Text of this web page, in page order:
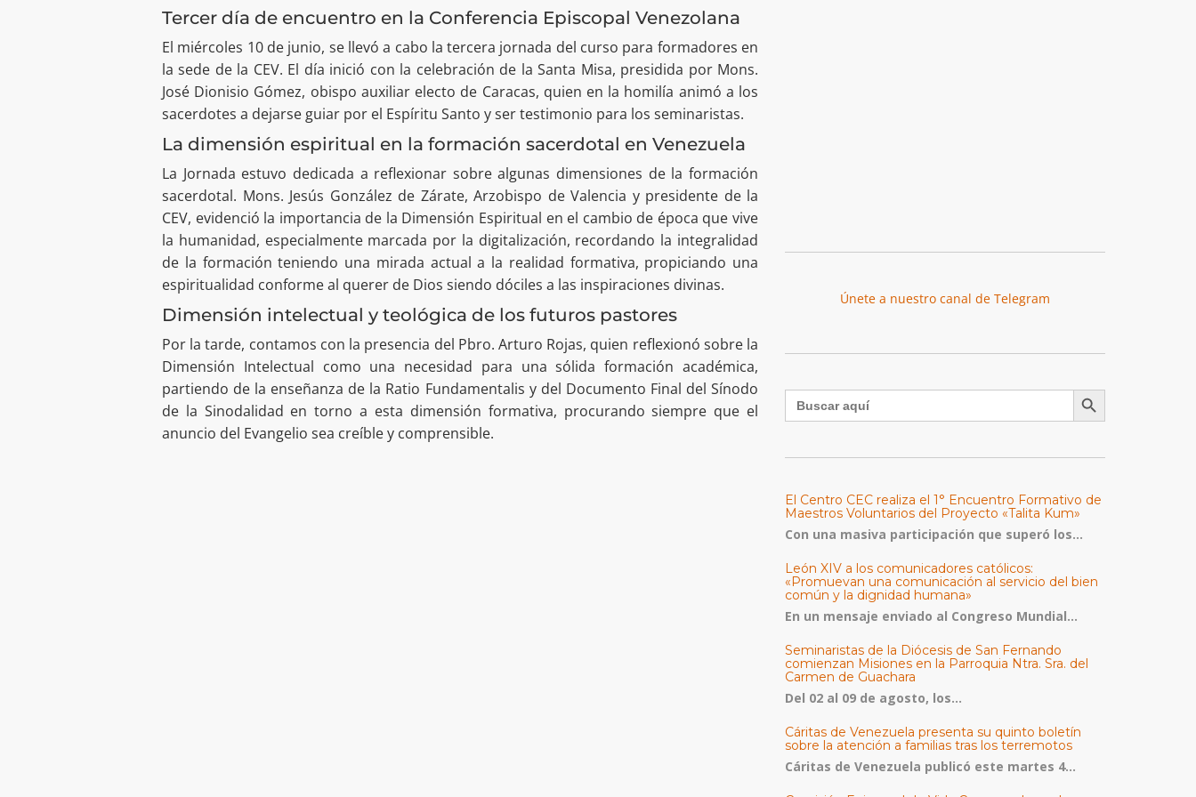
Tercer día de encuentro en la Conferencia Episcopal Venezolana
El miércoles 10 de junio, se llevó a cabo la tercera jornada del curso para formadores en
la sede de la CEV. El día inició con la celebración de la Santa Misa, presidida por Mons.
José Dionisio Gómez, obispo auxiliar electo de Caracas, quien en la homilía animó a los
sacerdotes a dejarse guiar por el Espíritu Santo y ser testimonio para los seminaristas.
La dimensión espiritual en la formación sacerdotal en Venezuela
La Jornada estuvo dedicada a reflexionar sobre algunas dimensiones de la formación
sacerdotal. Mons. Jesús González de Zárate, Arzobispo de Valencia y presidente de la
CEV, evidenció la importancia de la Dimensión Espiritual en el cambio de época que vive
la humanidad, especialmente marcada por la digitalización, recordando la integralidad
de la formación teniendo una mirada actual a la realidad formativa, propiciando una
espiritualidad conforme al querer de Dios siendo dóciles a las inspiraciones divinas.
Dimensión intelectual y teológica de los futuros pastores
Por la tarde, contamos con la presencia del Pbro. Arturo Rojas, quien reflexionó sobre la
Dimensión Intelectual como una necesidad para una sólida formación académica,
partiendo de la enseñanza de la Ratio Fundamentalis y del Documento Final del Sínodo
de la Sinodalidad en torno a esta dimensión formativa, procurando siempre que el
anuncio del Evangelio sea creíble y comprensible.
Únete a nuestro canal de Telegram
Buscar: Botón de búsqueda
El Centro CEC realiza el 1° Encuentro Formativo de
Maestros Voluntarios del Proyecto «Talita Kum»
Con una masiva participación que superó los...
León XIV a los comunicadores católicos:
«Promuevan una comunicación al servicio del bien
común y la dignidad humana»
En un mensaje enviado al Congreso Mundial...
Seminaristas de la Diócesis de San Fernando
comienzan Misiones en la Parroquia Ntra. Sra. del
Carmen de Guachara
Del 02 al 09 de agosto, los...
Cáritas de Venezuela presenta su quinto boletín
sobre la atención a familias tras los terremotos
Cáritas de Venezuela publicó este martes 4...